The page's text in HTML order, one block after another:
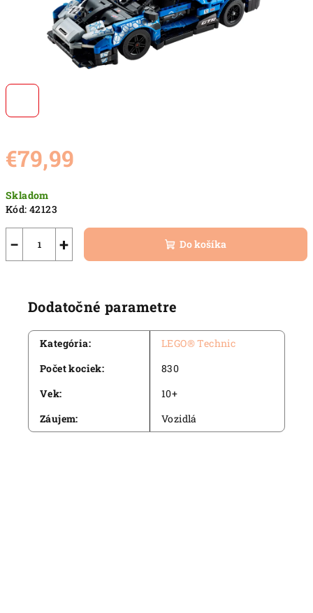
€79,99
cena:
Skladom
Kód: 42123
+
− Do košíka
Dodatočné parametre
Kategória:
LEGO® Technic
Počet kociek:
830
Vek:
10+
Záujem: Vozidlá